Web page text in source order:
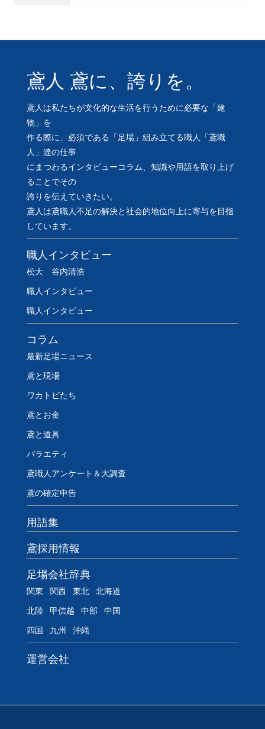
鳶人 鳶に、誇りを。
鳶人は私たちが文化的な生活を行うために必要な「建
物」を
作る際に、必須である「足場」組み立てる職人「鳶職
人」達の仕事
にまつわるインタビューコラム、知識や用語を取り上げ
ることでその
誇りを伝えていきたい。
鳶人は鳶職人不足の解決と社会的地位向上に寄与を目指
しています。
職人インタビュー
松大 谷内清浩
職人インタビュー
職人インタビュー
コラム
最新足場ニュース
鳶と現場
ワカトビたち
鳶とお金
鳶と道具
バラエティ
鳶職人アンケート＆大調査
鳶の確定申告
用語集
鳶採用情報
足場会社辞典
関東 関西 東北 北海道
北陸 甲信越 中部 中国
四国
九州 沖縄
運営会社